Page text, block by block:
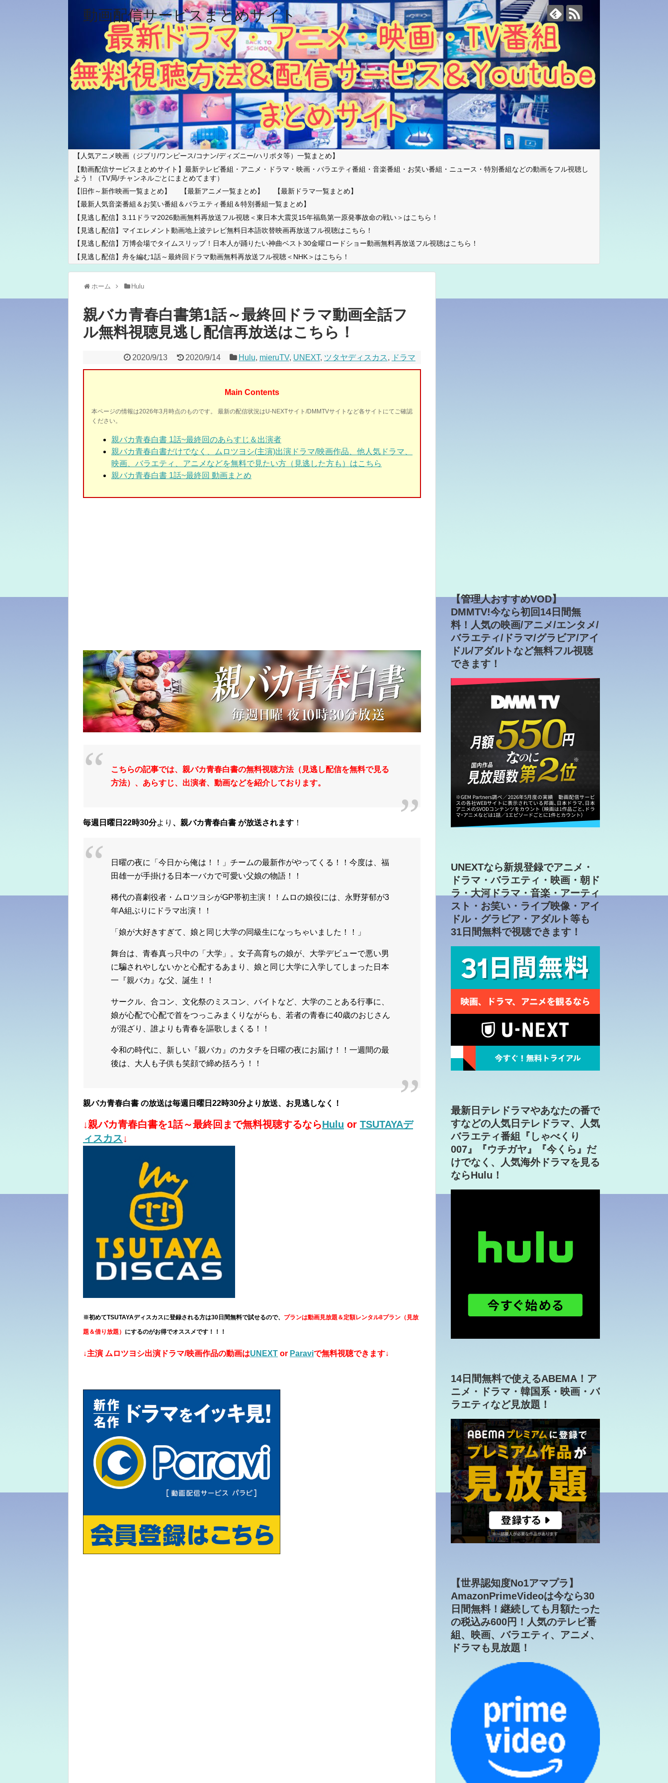
動画配信サービスまとめサイト
【人気アニメ映画（ジブリ/ワンピース/コナン/ディズニー/ハリポタ等）一覧まとめ】
【動画配信サービスまとめサイト】最新テレビ番組・アニメ・ドラマ・映画・バラエティ番組・音楽番組・お笑い番組・ニュース・特別番組などの動画をフル視聴し
よう！（TV局/チャンネルごとにまとめてます）
【旧作～新作映画一覧まとめ】
【最新アニメ一覧まとめ】
【最新ドラマ一覧まとめ】
【最新人気音楽番組＆お笑い番組＆バラエティ番組＆特別番組一覧まとめ】
【見逃し配信】3.11ドラマ2026動画無料再放送フル視聴＜東日本大震災15年福島第一原発事故命の戦い＞はこちら！
【見逃し配信】マイエレメント動画地上波テレビ無料日本語吹替映画再放送フル視聴はこちら！
【見逃し配信】万博会場でタイムスリップ！日本人が踊りたい神曲ベスト30金曜ロードショー動画無料再放送フル視聴はこちら！
【見逃し配信】舟を編む1話～最終回ドラマ動画無料再放送フル視聴＜NHK＞はこちら！
ホーム Hulu
親バカ青春白書第1話～最終回ドラマ動画全話フ
ル無料視聴見逃し配信再放送はこちら！
2020/9/13 2020/9/14 Hulu, mieruTV, UNEXT, ツタヤディスカス, ドラマ
Main Contents
本ページの情報は2026年3月時点のものです。 最新の配信状況はU-NEXTサイト/DMMTVサイトなど各サイトにてご確認
ください。
親バカ青春白書 1話~最終回のあらすじ＆出演者
親バカ青春白書だけでなく、ムロツヨシ(主演)出演ドラマ/映画作品、他人気ドラマ、
映画、バラエティ、アニメなどを無料で見たい方（見逃した方も）はこちら
親バカ青春白書 1話~最終回 動画まとめ
こちらの記事では、親バカ青春白書の無料視聴方法（見逃し配信を無料で見る
方法）、あらすじ、出演者、動画などを紹介しております。
毎週日曜日22時30分より 、親バカ青春白書 が放送されます ！
日曜の夜に「今日から俺は！！」チームの最新作がやってくる！！今度は、福
田雄一が手掛ける日本一バカで可愛い父娘の物語！！
稀代の喜劇役者・ムロツヨシがGP帯初主演！！ムロの娘役には、永野芽郁が3
年A組ぶりにドラマ出演！！
「娘が大好きすぎて、娘と同じ大学の同級生になっちゃいました！！」
舞台は、青春真っ只中の「大学」。女子高育ちの娘が、大学デビューで悪い男
に騙されやしないかと心配するあまり、娘と同じ大学に入学してしまった日本
一『親バカ』な父、誕生！！
サークル、合コン、文化祭のミスコン、バイトなど、大学のことある行事に、
娘が心配で心配で首をつっこみまくりながらも、若者の青春に40歳のおじさん
が混ざり、誰よりも青春を謳歌しまくる！！
令和の時代に、新しい『親バカ』のカタチを日曜の夜にお届け！！一週間の最
後は、大人も子供も笑顔で締め括ろう！！
親バカ青春白書 の放送は毎週日曜日22時30分より放送、お見逃しなく！
↓親バカ青春白書を1話～最終回まで無料視聴するならHulu or TSUTAYAデ
ィスカス↓
※初めてTSUTAYAディスカスに登録される方は30日間無料で試せるので、 プランは動画見放題＆定額レンタル8プラン（見放
題＆借り放題） にするのがお得でオススメです！！！
↓主演 ムロツヨシ出演ドラマ/映画作品の動画はUNEXT or Paraviで無料視聴できます↓
【管理人おすすめVOD】
DMMTV!今なら初回14日間無
料！人気の映画/アニメ/エンタメ/
バラエティ/ドラマ/グラビア/アイ
ドル/アダルトなど無料フル視聴
できます！
UNEXTなら新規登録でアニメ・
ドラマ・バラエティ・映画・朝ド
ラ・大河ドラマ・音楽・アーティ
スト・お笑い・ライブ映像・アイ
ドル・グラビア・アダルト等も
31日間無料で視聴できます！
最新日テレドラマやあなたの番で
すなどの人気日テレドラマ、人気
バラエティ番組『しゃべくり
007』『ウチガヤ』『今くら』だ
けでなく、人気海外ドラマを見る
ならHulu！
14日間無料で使えるABEMA！ア
ニメ・ドラマ・韓国系・映画・バ
ラエティなど見放題！
【世界認知度No1アマプラ】
AmazonPrimeVideoは今なら30
日間無料！継続しても月額たった
の税込み600円！人気のテレビ番
組、映画、バラエティ、アニメ、
ドラマも見放題！